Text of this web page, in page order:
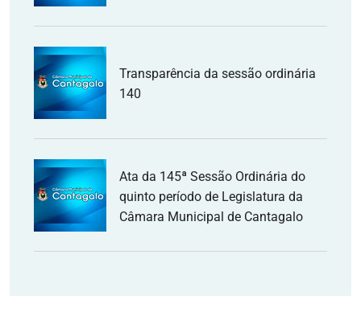
Transparência da sessão ordinária
140
Ata da 145ª Sessão Ordinária do
quinto período de Legislatura da
Câmara Municipal de Cantagalo